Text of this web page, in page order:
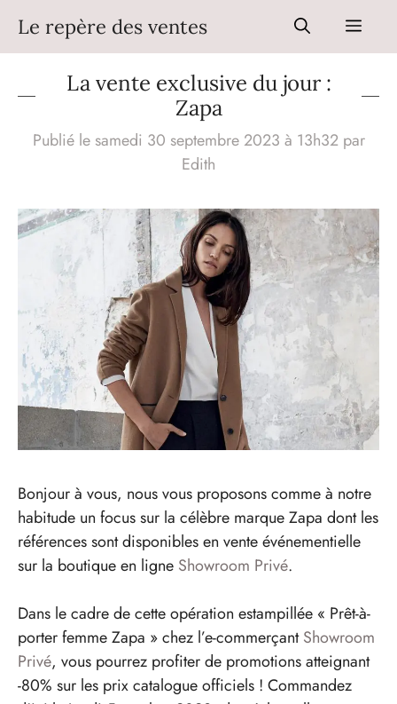
contenu
Le repère des ventes Menu
La vente exclusive du jour :
Zapa
Publié le samedi 30 septembre 2023 à 13h32 par
Edith
Bonjour à vous, nous vous proposons comme à notre
habitude un focus sur la célèbre marque Zapa dont les
références sont disponibles en vente événementielle
sur la boutique en ligne Showroom Privé.
Dans le cadre de cette opération estampillée « Prêt-à-
porter femme Zapa » chez l’e-commerçantShowroom
Privé, vous pourrez profiter de promotions atteignant
-80% sur les prix catalogue officiels ! Commandez